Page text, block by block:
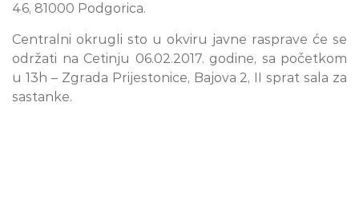
46, 81000 Podgorica.
Centralni okrugli sto u okviru javne rasprave će se
održati na Cetinju 06.02.2017. godine, sa početkom
u 13h – Zgrada Prijestonice, Bajova 2, II sprat sala za
sastanke.